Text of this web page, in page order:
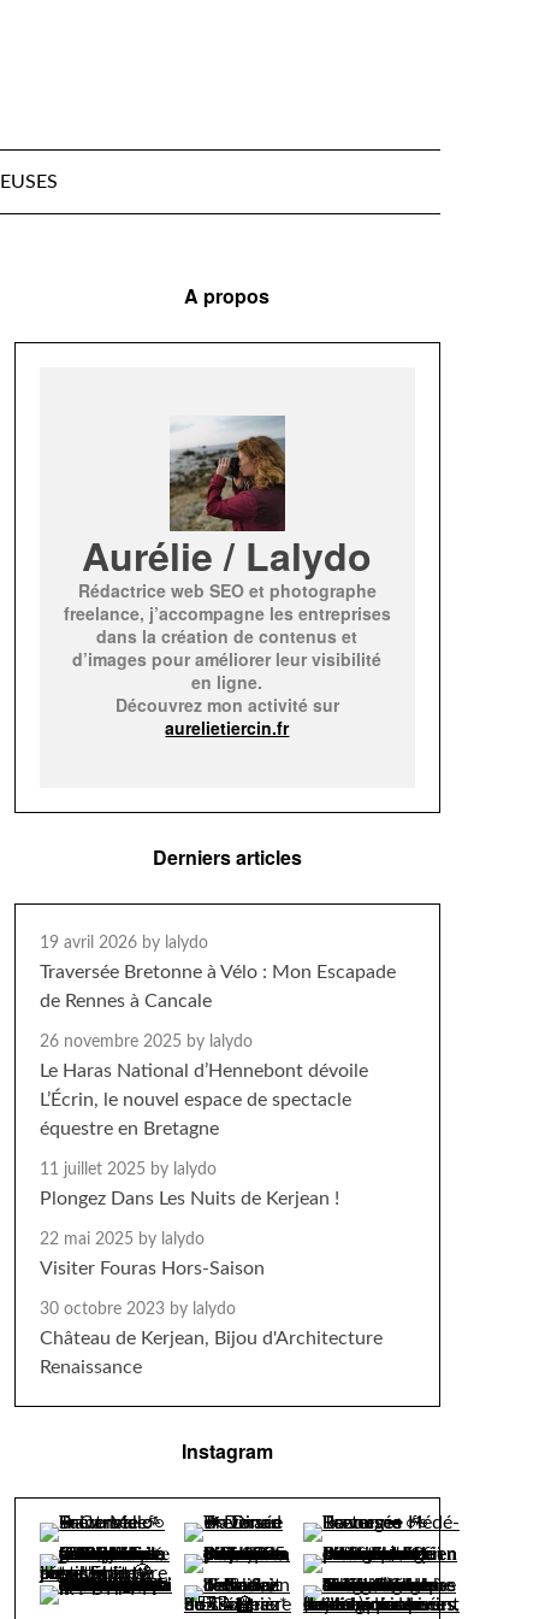
A propos
Aurélie / Lalydo
Rédactrice web SEO et photographe
freelance, j’accompagne les entreprises
dans la création de contenus et
d’images pour améliorer leur visibilité
en ligne.
Découvrez mon activité sur
aurelietiercin.fr
Derniers articles
19 avril 2026 by lalydo
Traversée Bretonne à Vélo : Mon Escapade
de Rennes à Cancale
26 novembre 2025 by lalydo
Le Haras National d’Hennebont dévoile
L’Écrin, le nouvel espace de spectacle
équestre en Bretagne
11 juillet 2025 by lalydo
Plongez Dans Les Nuits de Kerjean !
22 mai 2025 by lalydo
Visiter Fouras Hors-Saison
30 octobre 2023 by lalydo
Château de Kerjean, Bijou d'Architecture
Renaissance
Instagram